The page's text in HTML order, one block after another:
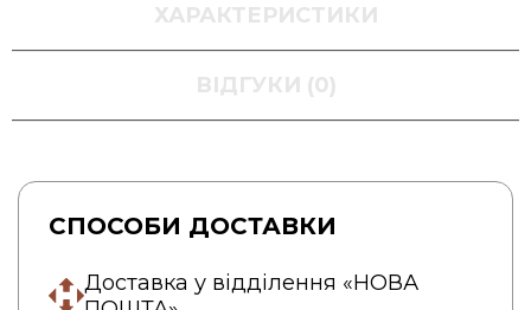
ХАРАКТЕРИСТИКИ
ВІДГУКИ (0)
СПОСОБИ ДОСТАВКИ
Доставка у відділення «НОВА